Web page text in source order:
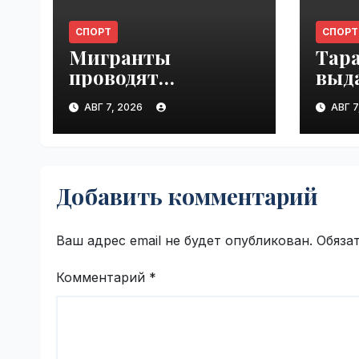
СПОРТ
Мигранты
проводят
футбольные
турниры на пляже
в Сеуте | VseTime.ru
АВГ 7, 2026
СПОРТ
АВГ
Добавить комментарий
Ваш адрес email не будет опубликован.
Комментарий *